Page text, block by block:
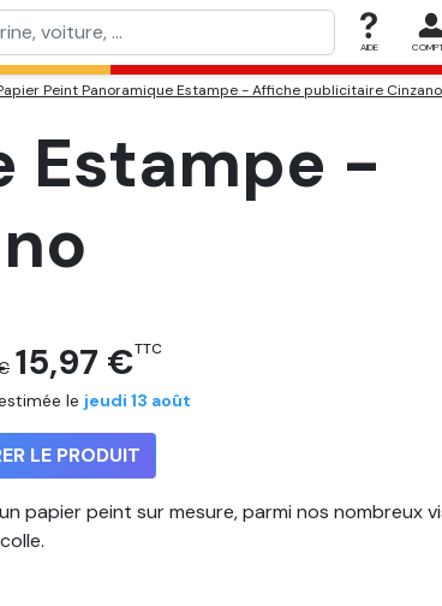
AIDE
Peint Panoramique Estampe - Affiche publicitaire Cinzano
Estampe -
15,97 €TTC
le jeudi 13 août
LE PRODUIT
papier peint sur mesure, parmi nos nombreux